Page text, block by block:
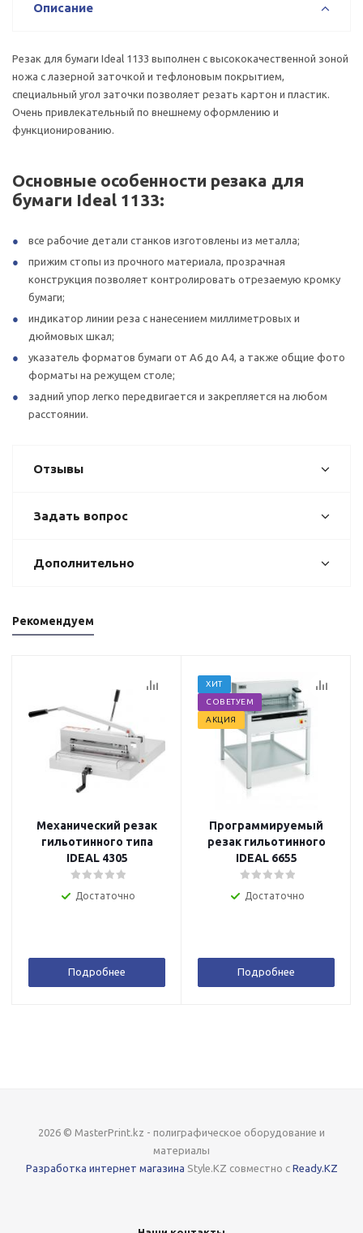
Описание
Резак для бумаги Ideal 1133 выполнен с высококачественной зоной
ножа с лазерной заточкой и тефлоновым покрытием,
специальный угол заточки позволяет резать картон и пластик.
Очень привлекательный по внешнему оформлению и
функционированию.
Основные особенности резака для
бумаги Ideal 1133:
все рабочие детали станков изготовлены из металла;
прижим стопы из прочного материала, прозрачная
конструкция позволяет контролировать отрезаемую кромку
бумаги;
индикатор линии реза с нанесением миллиметровых и
дюймовых шкал;
указатель форматов бумаги от А6 до А4, а также общие фото
форматы на режущем столе;
задний упор легко передвигается и закрепляется на любом
расстоянии.
Отзывы
Задать вопрос
Дополнительно
Рекомендуем
Механический резак
гильотинного типа
IDEAL 4305
Достаточно
Подробнее
ХИТ
СОВЕТУЕМ
АКЦИЯ
Программируемый
резак гильотинного
IDEAL 6655
Достаточно
Подробнее
2026 © MasterPrint.kz - полиграфическое оборудование и
материалы
Разработка интернет магазина Style.KZ совместно с Ready.KZ